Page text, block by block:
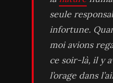
seule
infortune.
moi avions
ce soir-là, il y
l’orage dans